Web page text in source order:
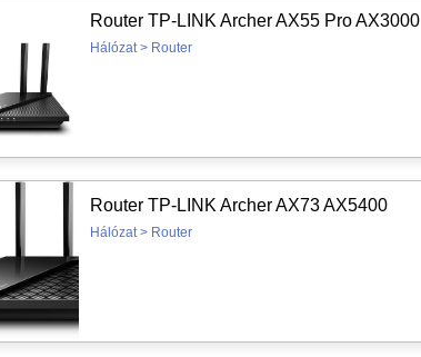
Router TP-LINK Archer AX55 Pro AX3000
Hálózat > Router
Router TP-LINK Archer AX73 AX5400
Hálózat > Router